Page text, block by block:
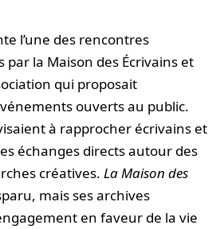
l’une des rencontres
la Maison des Écrivains et
qui proposait
ouverts au public.
à rapprocher écrivains et
échanges directs autour des
créatives. La Maison des
mais ses archives
en faveur de la vie